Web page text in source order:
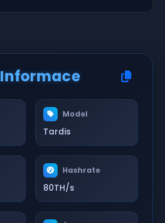
Informace
Model
Tardis
Hashrate
80TH/s